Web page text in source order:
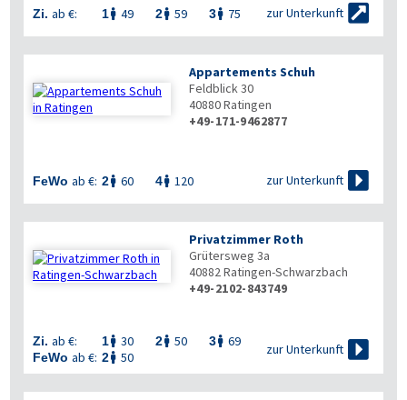
Zi. ab €: 1 49 2 59 3 75 zur Unterkunft 
Appartements Schuh
Feldblick 30
40880Ratingen
+49-171-9462877
FeWo ab €: 2 60 4 120 zur Unterkunft 
Privatzimmer Roth
Grütersweg 3a
40882Ratingen-Schwarzbach
+49-2102-843749
Zi. ab €: 1 30 2 50 3 69
FeWo ab €: 2 50
zur Unterkunft 